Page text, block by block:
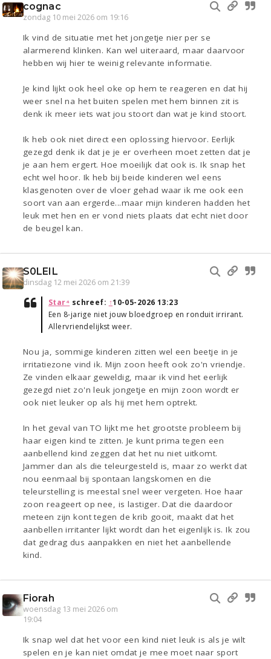
cognac
zondag 10 mei 2026 om 19:16
Ik vind de situatie met het jongetje nier per se
alarmerend klinken. Kan wel uiteraard, maar daarvoor
hebben wij hier te weinig relevante informatie.
Je kind lijkt ook heel oke op hem te reageren en dat hij
weer snel na het buiten spelen met hem binnen zit is
denk ik meer iets wat jou stoort dan wat je kind stoort.
Ik heb ook niet direct een oplossing hiervoor. Eerlijk
gezegd denk ik dat je je er overheen moet zetten dat je
je aan hem ergert. Hoe moeilijk dat ook is. Ik snap het
echt wel hoor. Ik heb bij beide kinderen wel eens
klasgenoten over de vloer gehad waar ik me ook een
soort van aan ergerde...maar mijn kinderen hadden het
leuk met hen en er vond niets plaats dat echt niet door
de beugel kan.
S0LEIL
dinsdag 12 mei 2026 om 21:39
Star⁴ schreef: ↑10-05-2026 13:23
Een 8-jarige niet jouw bloedgroep en ronduit irrirant.
Allervriendelijkst weer.
Nou ja, sommige kinderen zitten wel een beetje in je
irritatiezone vind ik. Mijn zoon heeft ook zo'n vriendje.
Ze vinden elkaar geweldig, maar ik vind het eerlijk
gezegd niet zo'n leuk jongetje en mijn zoon wordt er
ook niet leuker op als hij met hem optrekt.
In het geval van TO lijkt me het grootste probleem bij
haar eigen kind te zitten. Je kunt prima tegen een
aanbellend kind zeggen dat het nu niet uitkomt.
Jammer dan als die teleurgesteld is, maar zo werkt dat
nou eenmaal bij spontaan langskomen en die
teleurstelling is meestal snel weer vergeten. Hoe haar
zoon reageert op nee, is lastiger. Dat die daardoor
meteen zijn kont tegen de krib gooit, maakt dat het
aanbellen irritanter lijkt wordt dan het eigenlijk is. Ik zou
dat gedrag dus aanpakken en niet het aanbellende
kind.
Fiorah
woensdag 13 mei 2026 om
19:04
Ik snap wel dat het voor een kind niet leuk is als je wilt
spelen en je kan niet omdat je mee moet naar sport